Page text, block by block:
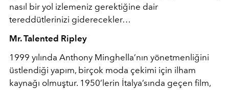
nasıl bir yol izlemeniz gerektiğine dair
tereddütlerinizi giderecekler…
Mr. Talented Ripley
1999 yılında Anthony Minghella’nın yönetmenliğini
üstlendiği yapım, birçok moda çekimi için ilham
kaynağı olmuştur. 1950’lerin İtalya’sında geçen film,